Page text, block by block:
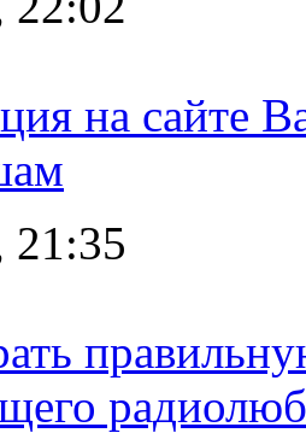
на сайте
21:35